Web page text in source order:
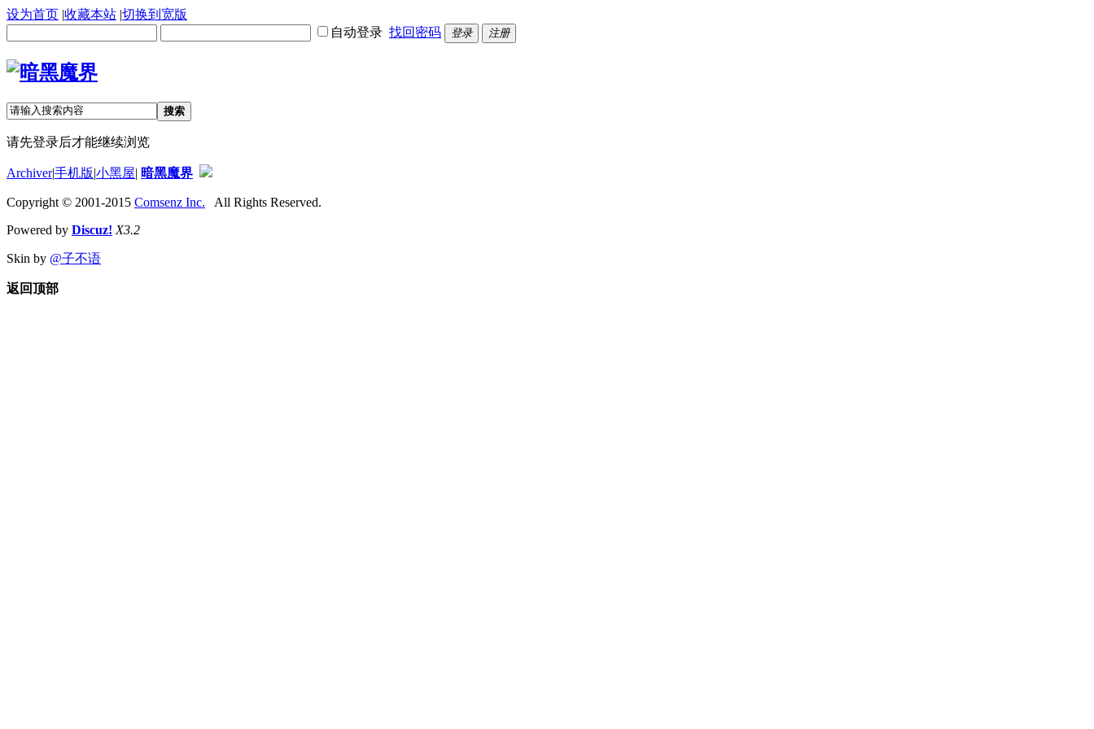
设为首页 |收藏本站 |切换到宽版
自动登录 找回密码 登录 注册
搜索
请先登录后才能继续浏览
Archiver|手机版|小黑屋| 暗黑魔界
Copyright © 2001-2015 Comsenz Inc. All Rights Reserved.
Powered by Discuz! X3.2
Skin by @子不语
返回顶部